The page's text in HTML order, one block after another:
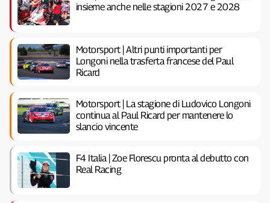
insieme anche nelle stagioni 2027 e 2028
Motorsport | Altri punti importanti per
Longoni nella trasferta francese del Paul
Ricard
Motorsport | La stagione di Ludovico Longoni
continua al Paul Ricard per mantenere lo
slancio vincente
F4 Italia | Zoe Florescu pronta al debutto con
Real Racing